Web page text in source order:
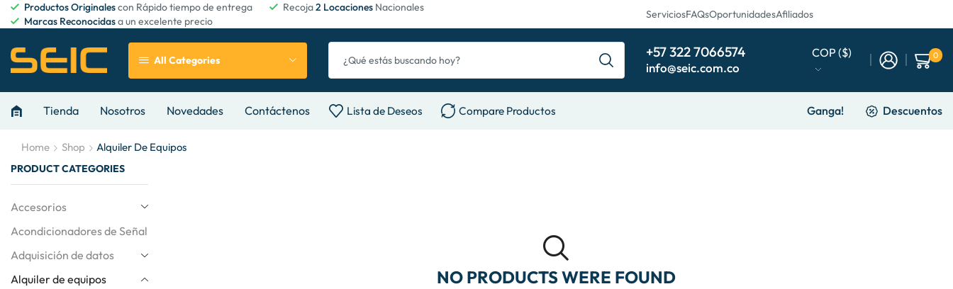
Productos Originalescon Rápido tiempo de entrega Recoja2 Locaciones Nacionales
Marcas Reconocidasa un excelente precio
ServiciosFAQsOportunidadesAfiliados
All Categories +57 322 7066574
info@seic.com.co
COP ($) 0
Tienda Nosotros Novedades Contáctenos Lista de Deseos Compare Productos Ganga! Descuentos
Home Shop Alquiler De Equipos
NO PRODUCTS WERE FOUND
PRODUCT CATEGORIES
Accesorios
Acondicionadores de Señal
Adquisición de datos
Alquiler de equipos